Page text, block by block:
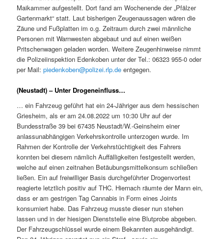
Maikammer aufgestellt. Dort fand am Wochenende der „Pfälzer
Gartenmarkt“ statt. Laut bisherigen Zeugenaussagen wären die
Zäune und Fußplatten im o.g. Zeitraum durch zwei männliche
Personen mit Warnwesten abgebaut und auf einen weißen
Pritschenwagen geladen worden. Weitere Zeugenhinweise nimmt
die Polizeiinspektion Edenkoben unter der Tel.: 06323 955-0 oder
per Mail:piedenkoben@polizei.rlp.de entgegen.
(Neustadt) – Unter Drogeneinfluss…
… ein Fahrzeug geführt hat ein 24-Jähriger aus dem hessischen
Griesheim, als er am 24.08.2022 um 10:30 Uhr auf der
Bundesstraße 39 bei 67435 Neustadt/W.-Geinsheim einer
anlassunabhängigen Verkehrskontrolle unterzogen wurde. Im
Rahmen der Kontrolle der Verkehrstüchtigkeit des Fahrers
konnten bei diesem nämlich Auffälligkeiten festgestellt werden,
welche auf einen zeitnahen Betäubungsmittelkonsum schließen
ließen. Ein auf freiwilliger Basis durchgeführter Drogenvortest
reagierte letztlich positiv auf THC. Hiernach räumte der Mann ein,
dass er am gestrigen Tag Cannabis in Form eines Joints
konsumiert habe. Das Fahrzeug musste dieser nun stehen
lassen und in der hiesigen Dienststelle eine Blutprobe abgeben.
Der Fahrzeugschlüssel wurde einem Bekannten ausgehändigt.